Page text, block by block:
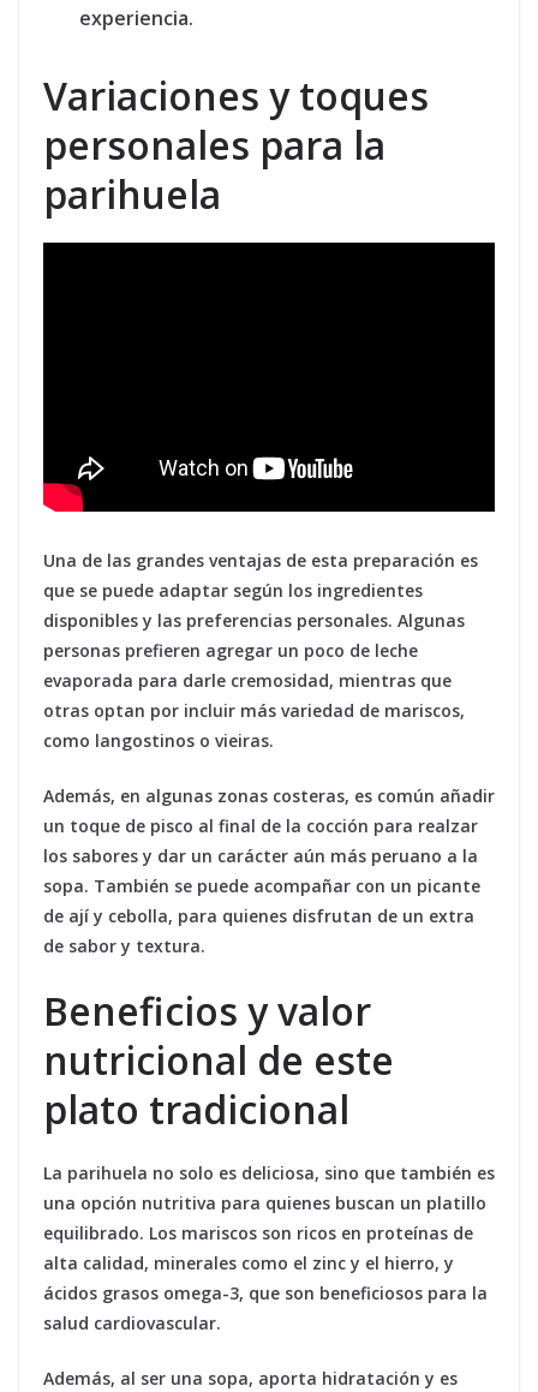
experiencia.
Variaciones y toques
personales para la
parihuela
Una de las grandes ventajas de esta preparación es
que se puede adaptar según los ingredientes
disponibles y las preferencias personales. Algunas
personas prefieren agregar un poco de leche
evaporada para darle cremosidad, mientras que
otras optan por incluir más variedad de mariscos,
como langostinos o vieiras.
Además, en algunas zonas costeras, es común añadir
un toque de pisco al final de la cocción para realzar
los sabores y dar un carácter aún más peruano a la
sopa. También se puede acompañar con un picante
de ají y cebolla, para quienes disfrutan de un extra
de sabor y textura.
Beneficios y valor
nutricional de este
plato tradicional
La parihuela no solo es deliciosa, sino que también es
una opción nutritiva para quienes buscan un platillo
equilibrado. Los mariscos son ricos en proteínas de
alta calidad, minerales como el zinc y el hierro, y
ácidos grasos omega-3, que son beneficiosos para la
salud cardiovascular.
Además, al ser una sopa, aporta hidratación y es